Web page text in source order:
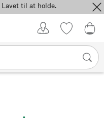
til at holde.